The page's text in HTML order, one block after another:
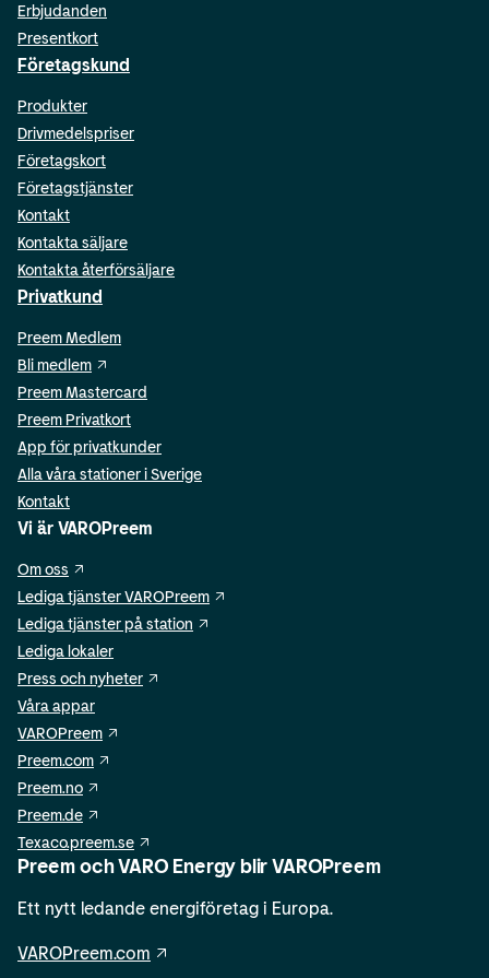
Erbjudanden
Presentkort
Företagskund
Produkter
Drivmedelspriser
Företagskort
Företagstjänster
Kontakt
Kontakta säljare
Kontakta återförsäljare
Privatkund
Preem Medlem
Bli medlem
Preem Mastercard
Preem Privatkort
App för privatkunder
Alla våra stationer i Sverige
Kontakt
Vi är VAROPreem
Om oss
Lediga tjänster VAROPreem
Lediga tjänster på station
Lediga lokaler
Press och nyheter
Våra appar
VAROPreem
Preem.com
Preem.no
Preem.de
Texaco.preem.se
Preem och VARO Energy blir VAROPreem
Ett nytt ledande energiföretag i Europa.
VAROPreem.com